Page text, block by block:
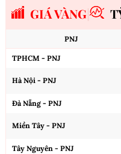
GIÁ VÀNG
PNJ
TPHCM - PNJ
Hà Nội - PNJ
Đà Nẵng - PNJ
Miền Tây - PNJ
Tây Nguyên - PNJ